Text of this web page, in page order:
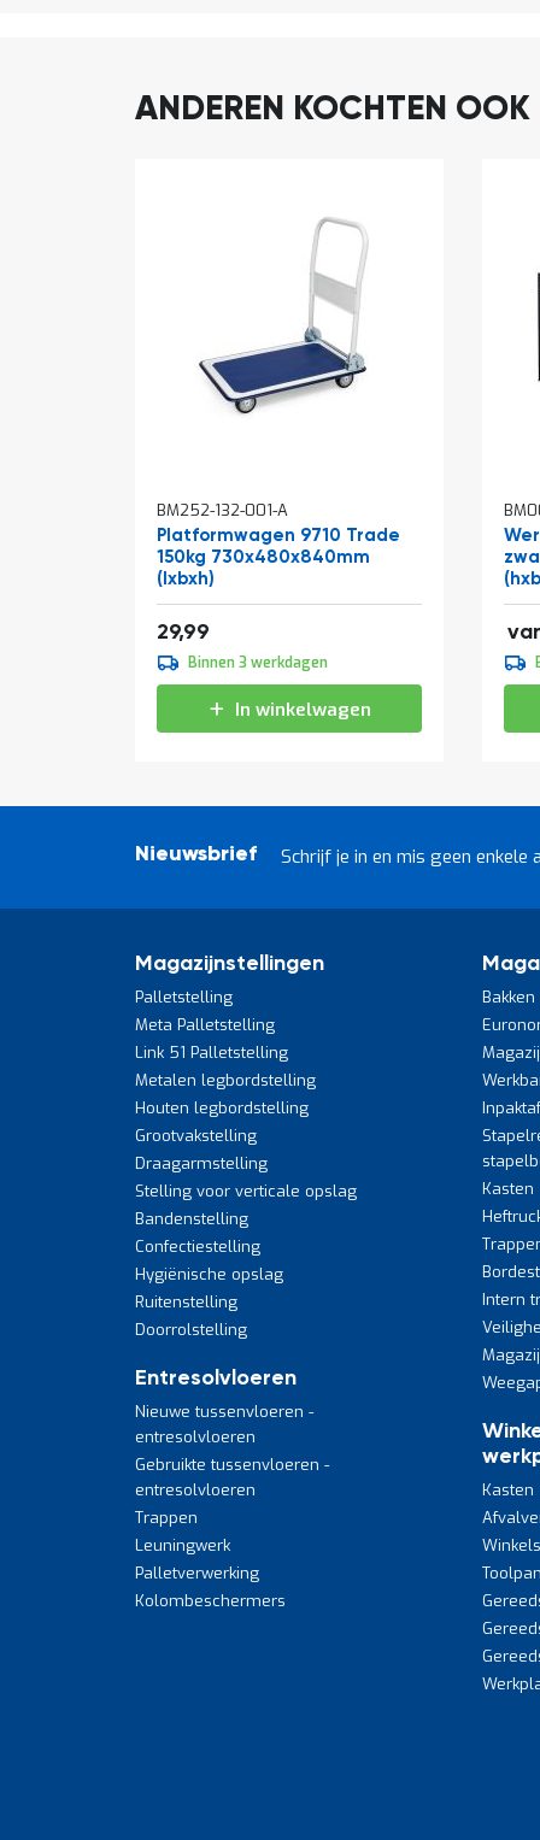
ANDEREN KOCHTEN OOK
BM252-132-001-A
Platformwagen 9710 Trade
150kg 730x480x840mm
(lxbxh)
29,99
winkelwagen
Binnen 3 werkdagen
In winkelwagen
Nieuwsbrief Schrijf je in en mis geen enkele
Magazijnstellingen
Palletstelling
Meta Palletstelling
Link 51 Palletstelling
Metalen legbordstelling
Houten legbordstelling
Grootvakstelling
Draagarmstelling
Stelling voor verticale opslag
Bandenstelling
Confectiestelling
Hygiënische opslag
Ruitenstelling
Doorrolstelling
Entresolvloeren
Nieuwe tussenvloeren -
entresolvloeren
Gebruikte tussenvloeren -
entresolvloeren
Trappen
Leuningwerk
Palletverwerking
Kolombeschermers
Kasten
Intern
Kasten